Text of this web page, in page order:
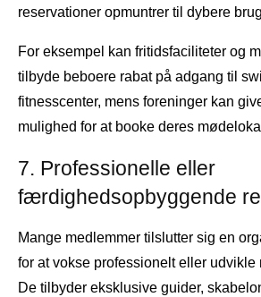
reservationer opmuntrer til dybere
For eksempel kan fritidsfaciliteter og
tilbyde beboere rabat på adgang til
fitnesscenter, mens foreninger kan
mulighed for at booke deres
7. Professionelle eller
færdighedsopbyggende
Mange medlemmer tilslutter sig en
for at vokse professionelt eller
De tilbyder eksklusive guider,